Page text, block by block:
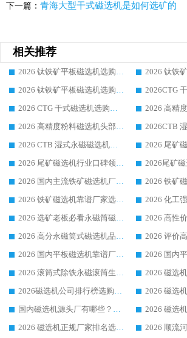
下一篇： 青海大型干式磁选机是如何选矿的
相关推荐
2026 钛铁矿平板磁选机选购全攻略 市场公认优质品牌厂家实力排行榜
2026 钛铁矿平板磁选机选购指南 行业口碑优选品牌生产企业实力排行榜
2026 CTG 干式磁选机选购指南|行业口碑靠谱生产厂家领域强者推荐
2026 高精度粉料磁选机头部厂家选购指南 行业口碑靠谱品牌推荐 领域强者华体会手机网页版-华体会(中国) 解析
2026 CTB 湿式永磁磁选机选购指南|行业口碑良好品牌推荐，领域强者华体会手机网页版-华体会(中国)
2026 尾矿磁选机行业口碑领域强者，源头直供国内主流厂家华体会手机网页版-华体会(中国) 一站式服务
2026 国内主流铁矿磁选机厂家选购指南|行业口碑好品牌推荐，领域强者华体会手机网页版-华体会(中国)
2026 铁矿磁选机靠谱厂家选购指南，领域强者华体会手机网页版-华体会(中国) 铁矿磁选机性价比高
2026 选矿老板必看永磁筒磁选机推荐 行业头部品牌口碑设备选购全攻略
2026 高分永磁筒式磁选机品牌推荐 选矿设备强者对比测评采购避坑全攻略
2026 国内平板磁选机靠谱厂家排名 行业实测口碑设备按需选购全指南
2026 滚筒式除铁永磁滚筒生产厂家推荐排名|行业口碑选购指南，领域强者源头厂商精选
2026磁选机公司排行榜选购指南|正规源头厂家推荐，领域强者高性价比靠谱信赖品牌
国内磁选机源头厂有哪些？2026 综合实力排名与采购避坑技巧
2026 磁选机正规厂家排名选购指南|行业口碑信赖品牌推荐性价比高靠谱磁电企业